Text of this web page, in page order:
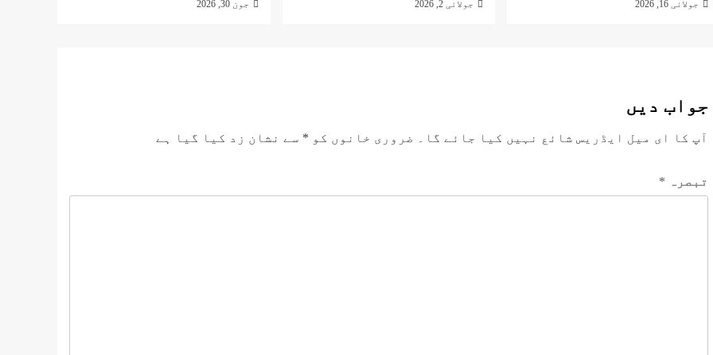
جولائی 16, 2026 جولائی 2, 2026 جون 30, 2026
جواب دیں
آپ کا ای میل ایڈریس شائع نہیں کیا جائے گا۔ ضروری خانوں کو * سے نشان زد کیا گیا ہے
تبصرہ *